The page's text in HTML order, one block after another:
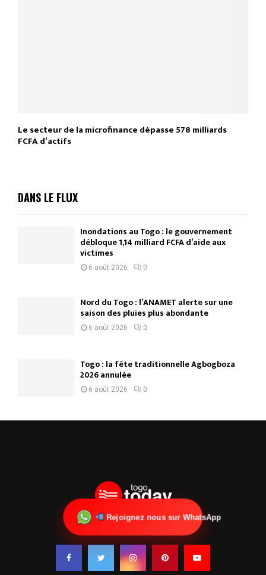
Le secteur de la microfinance dépasse 578 milliards
FCFA d’actifs
DANS LE FLUX
Inondations au Togo : le gouvernement
débloque 1,14 milliard FCFA d’aide aux
victimes
6 août 2026 0
Nord du Togo : l’ANAMET alerte sur une
saison des pluies plus abondante
6 août 2026 0
Togo : la fête traditionnelle Agbogboza
2026 annulée
6 août 2026 0
Rejoignez nous sur WhatsApp